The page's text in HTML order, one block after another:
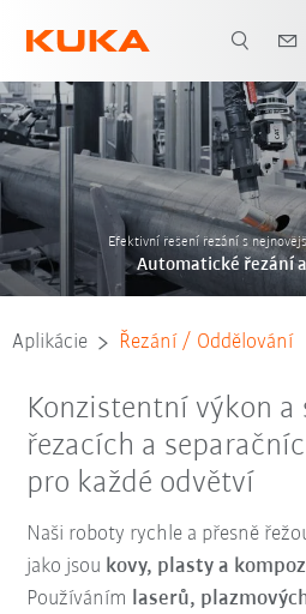
Aplikace Přehled Kontakt
Efektivní řešení řezání s
Automatické řezání
Aplikácie Řezání / Oddělování
Konzistentní výkon
řezacích a
pro každé odvětví
Naši roboty rychle a přesně
jako jsou kovy, plasty a
Používáním laserů,